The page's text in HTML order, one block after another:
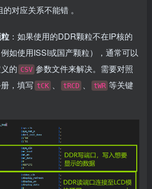
对应关系不能错 。
：如果使用的DDR颗粒不在IP核的
如使用ISSI或国产颗粒），通常可以
的 CSV 参数文件来解决。需要对照
，填写 tCK 、 tRCD 、 tWR 等关键